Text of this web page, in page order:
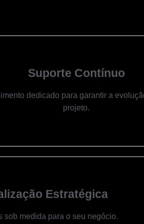
Suporte Contínuo
dedicado para garantir a
projeto.
Estratégica
sob medida para o seu negócio.